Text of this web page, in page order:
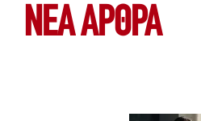
ΝΕΑ ΆΡΘΡΑ